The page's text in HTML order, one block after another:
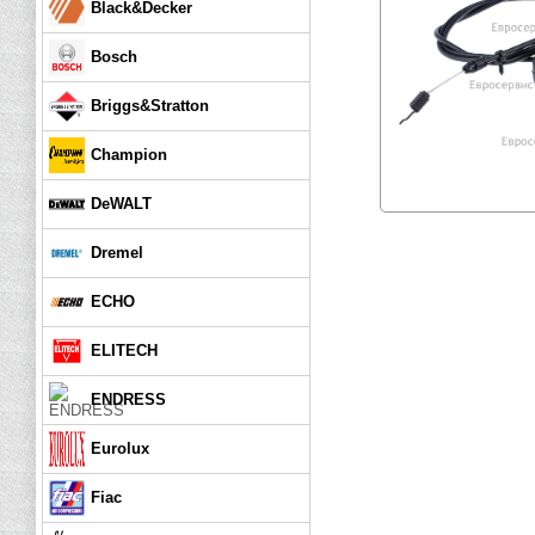
Black&Decker
Bosch
Briggs&Stratton
Champion
DeWALT
Dremel
ECHO
ELITECH
ENDRESS
Eurolux
Fiac